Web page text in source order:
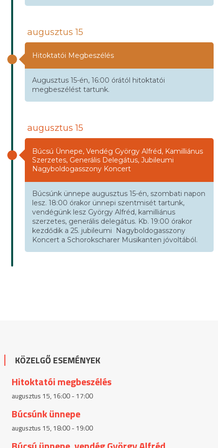
augusztus 15
Hitoktatói Megbeszélés
Augusztus 15-én, 16:00 órától hitoktatói
megbeszélést tartunk.
augusztus 15
Búcsú Ünnepe, Vendég György Alfréd, Kamilliánus
Szerzetes, Generális Delegátus, Jubileumi
Nagyboldogasszony Koncert
Búcsúnk ünnepe augusztus 15-én, szombati napon
lesz. 18:00 órakor ünnepi szentmisét tartunk,
vendégünk lesz György Alfréd, kamilliánus
szerzetes, generális delegátus. Kb. 19:00 órakor
kezdődik a 25. jubileumi Nagyboldogasszony
Koncert a Schorokscharer Musikanten jóvoltából.
KÖZELGŐ ESEMÉNYEK
Hitoktatói megbeszélés
augusztus 15, 16:00-17:00
Búcsúnk ünnepe
augusztus 15, 18:00-19:00